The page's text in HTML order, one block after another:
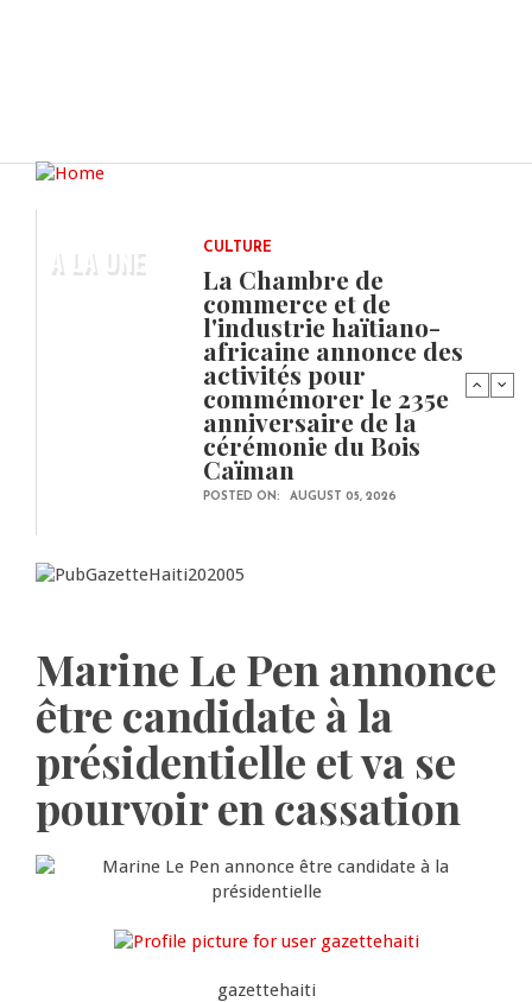
A LA UNE CULTURE
La Chambre de
commerce et de
l'industrie haïtiano-
africaine annonce des
activités pour
commémorer le 235e
anniversaire de la
cérémonie du Bois
Caïman
POSTED ON: AUGUST 05, 2026
Marine Le Pen annonce
être candidate à la
présidentielle et va se
pourvoir en cassation
gazettehaiti